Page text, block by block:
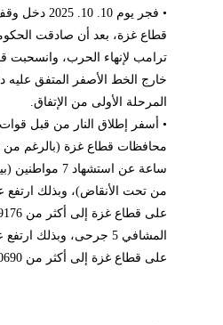
• فجر يوم 10.
قطاع غزة، بعد أن صادقت
ترامب لإنهاء الحرب، وانسحبت
خارج الخط الأصفر المتفق عليه
المرحلة الأولى من الإتفاق.
• أسفر إطلاق النار من قبل قوات
من تحت الأنقاض)، وبذلك ارتفع
المشافي 5 جرحى، وبذلك
على قطاع غزة إلى أكثر من 170690 جريحاً.